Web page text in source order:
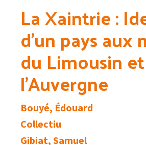
La Xaintrie :
d’un pays aux
du Limousin
l’Auvergne
Bouyé, Édouard
Collectiu
Gibiat, Samuel